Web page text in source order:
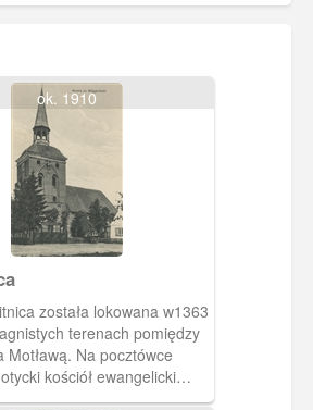
ok. 1910
została lokowana w1363
terenach pomiędzy
Motławą. Na pocztówce
kościół ewangelicki
w1945 roku.